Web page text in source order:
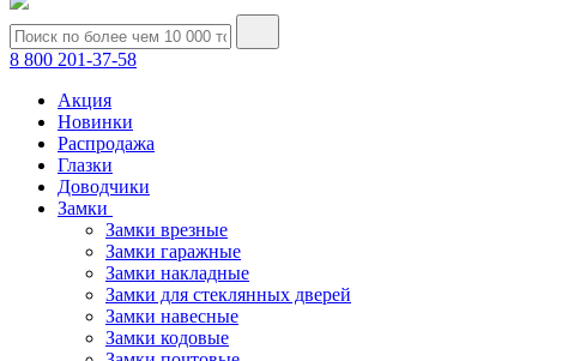
8 800 201-37-58
Акция
Новинки
Распродажа
Глазки
Доводчики
Замки
Замки врезные
Замки гаражные
Замки накладные
Замки для стеклянных дверей
Замки навесные
Замки кодовые